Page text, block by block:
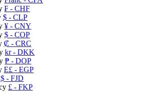
₣ - CHF
$ - CLP
¥ - CNY
$ - COP
₡ - CRC
kr- DKK
₱ - DOP
E£ - EGP
$ - FJD
£ - FKP